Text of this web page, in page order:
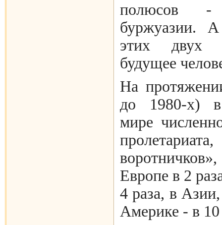
полюсов -
буржуазии.
этих двух
будущее
На
до 1980-х) в
мире
Европе в 2
4 раза, в
Америке - в 10